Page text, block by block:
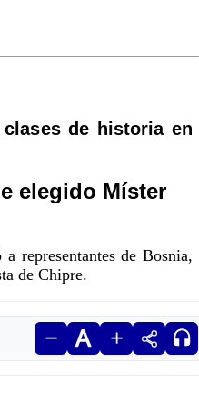
clases de historia en
elegido Míster
representantes de Bosnia,
de Chipre.